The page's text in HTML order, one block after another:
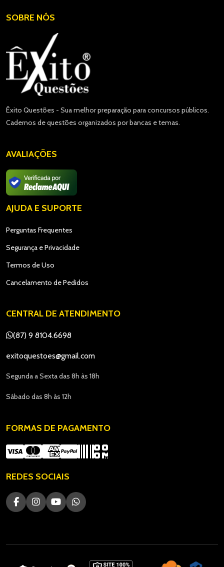
SOBRE NÓS
Êxito Questões - Sua melhor preparação para concursos públicos.
Cadernos de questões organizados por bancas e temas.
AVALIAÇÕES
AJUDA E SUPORTE
Perguntas Frequentes
Segurança e Privacidade
Termos de Uso
Cancelamento de Pedidos
CENTRAL DE ATENDIMENTO
(87) 9 8104.6698
exitoquestoes@gmail.com
Segunda a Sexta das 8h às 18h
Sábado das 8h às 12h
FORMAS DE PAGAMENTO
REDES SOCIAIS